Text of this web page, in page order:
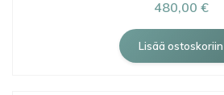
480,00 €